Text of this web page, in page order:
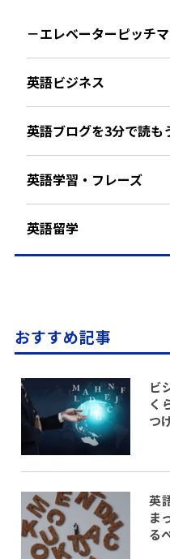
－エレベーターピッチ
英語ビジネス
英語ブログを3分で読も
英語学習・フレーズ
英語留学
おすすめ記事
ビ
く
つ
英
ま
る